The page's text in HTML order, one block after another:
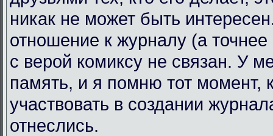
никак не может быть
отношение к журналу (а точнее
с верой комиксу не связан. У
память, и я помню тот момент,
участвовать в создании
отнеслись.